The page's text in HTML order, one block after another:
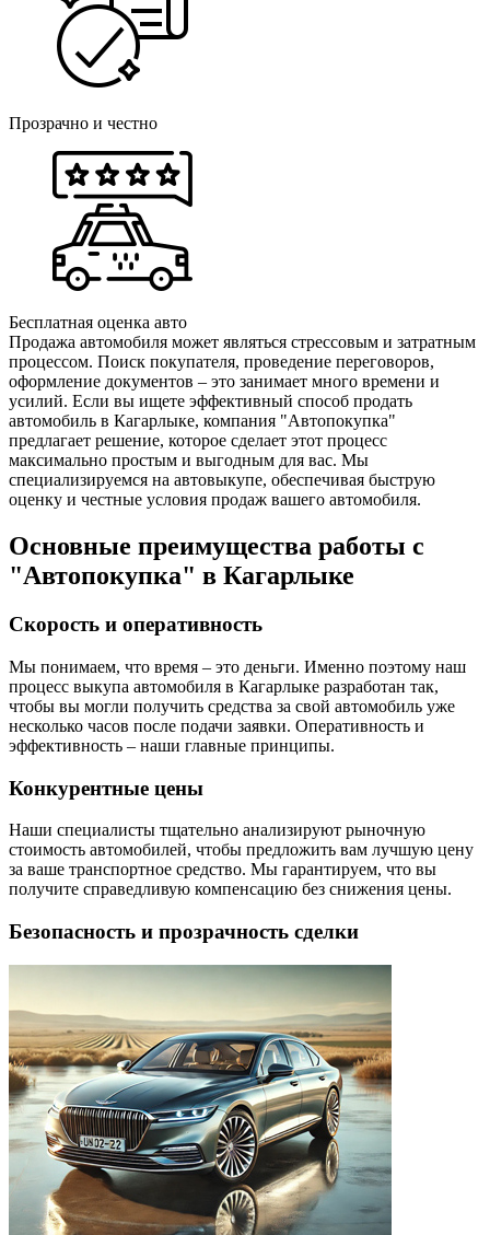
Прозрачно и честно
Бесплатная оценка авто
Продажа автомобиля может являться стрессовым и затратным
процессом. Поиск покупателя, проведение переговоров,
оформление документов – это занимает много времени и
усилий. Если вы ищете эффективный способ продать
автомобиль в Кагарлыке, компания "Автопокупка"
предлагает решение, которое сделает этот процесс
максимально простым и выгодным для вас. Мы
специализируемся на автовыкупе, обеспечивая быструю
оценку и честные условия продаж вашего автомобиля.
Основные преимущества работы с
"Автопокупка" в Кагарлыке
Скорость и оперативность
Мы понимаем, что время – это деньги. Именно поэтому наш
процесс выкупа автомобиля в Кагарлыке разработан так,
чтобы вы могли получить средства за свой автомобиль уже
несколько часов после подачи заявки. Оперативность и
эффективность – наши главные принципы.
Конкурентные цены
Наши специалисты тщательно анализируют рыночную
стоимость автомобилей, чтобы предложить вам лучшую цену
за ваше транспортное средство. Мы гарантируем, что вы
получите справедливую компенсацию без снижения цены.
Безопасность и прозрачность сделки